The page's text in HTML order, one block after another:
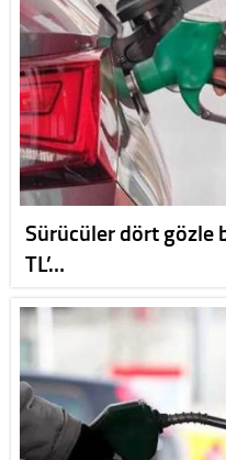
Sürücüler dört gözle
TL’…